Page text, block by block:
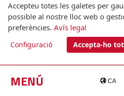
MENÚ CA
© Universitat
Barcelona
T.(+34) 93
Accepteu totes les galetes per
possible al nostre lloc web o
preferències. Avís legal
Configuració Accepta-ho tot